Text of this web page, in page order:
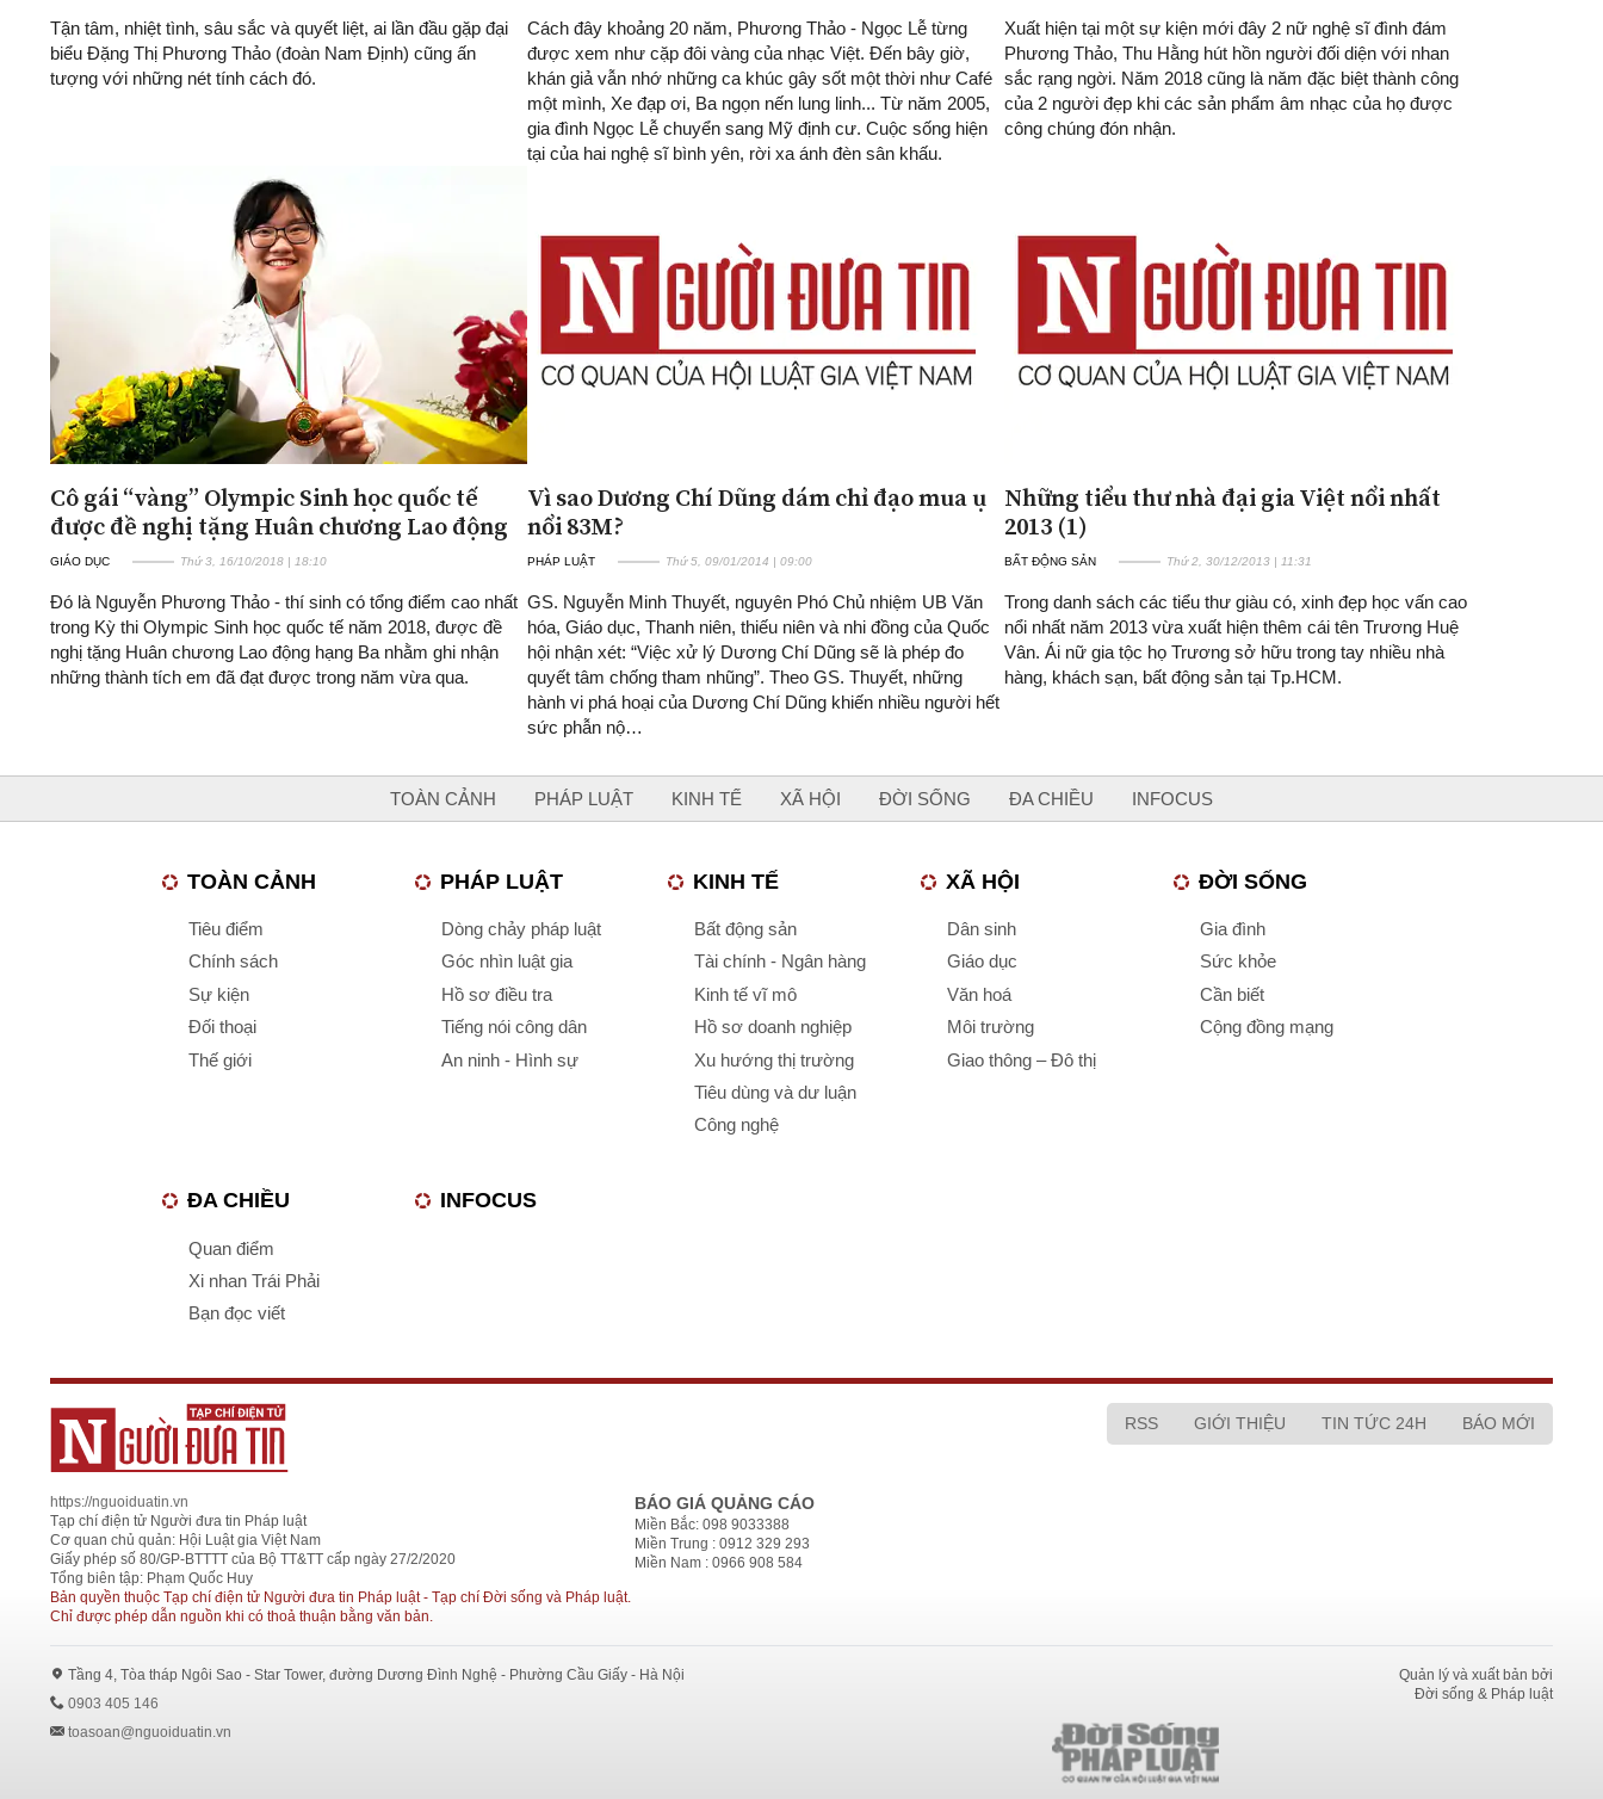
Tận tâm, nhiệt tình, sâu sắc và quyết liệt, ai lần đầu gặp đại
biểu Đặng Thị Phương Thảo (đoàn Nam Định) cũng ấn
tượng với những nét tính cách đó.
Cách đây khoảng 20 năm, Phương Thảo - Ngọc Lễ từng
được xem như cặp đôi vàng của nhạc Việt. Đến bây giờ,
khán giả vẫn nhớ những ca khúc gây sốt một thời như Café
một mình, Xe đạp ơi, Ba ngọn nến lung linh... Từ năm 2005,
gia đình Ngọc Lễ chuyển sang Mỹ định cư. Cuộc sống hiện
tại của hai nghệ sĩ bình yên, rời xa ánh đèn sân khấu.
Xuất hiện tại một sự kiện mới đây 2 nữ nghệ sĩ đình đám
Phương Thảo, Thu Hằng hút hồn người đối diện với nhan
sắc rạng ngời. Năm 2018 cũng là năm đặc biệt thành công
của 2 người đẹp khi các sản phẩm âm nhạc của họ được
công chúng đón nhận.
Cô gái “vàng” Olympic Sinh học quốc tế
được đề nghị tặng Huân chương Lao động
GIÁO DỤC Thứ 3, 16/10/2018 | 18:10
Đó là Nguyễn Phương Thảo - thí sinh có tổng điểm cao nhất
trong Kỳ thi Olympic Sinh học quốc tế năm 2018, được đề
nghị tặng Huân chương Lao động hạng Ba nhằm ghi nhận
những thành tích em đã đạt được trong năm vừa qua.
Vì sao Dương Chí Dũng dám chỉ đạo mua ụ
nổi 83M?
PHÁP LUẬT Thứ 5, 09/01/2014 | 09:00
GS. Nguyễn Minh Thuyết, nguyên Phó Chủ nhiệm UB Văn
hóa, Giáo dục, Thanh niên, thiếu niên và nhi đồng của Quốc
hội nhận xét: “Việc xử lý Dương Chí Dũng sẽ là phép đo
quyết tâm chống tham nhũng”. Theo GS. Thuyết, những
hành vi phá hoại của Dương Chí Dũng khiến nhiều người hết
sức phẫn nộ…
Những tiểu thư nhà đại gia Việt nổi nhất
2013 (1)
BẤT ĐỘNG SẢN Thứ 2, 30/12/2013 | 11:31
Trong danh sách các tiểu thư giàu có, xinh đẹp học vấn cao
nổi nhất năm 2013 vừa xuất hiện thêm cái tên Trương Huệ
Vân. Ái nữ gia tộc họ Trương sở hữu trong tay nhiều nhà
hàng, khách sạn, bất động sản tại Tp.HCM.
TOÀN CẢNH PHÁP LUẬT KINH TẾ XÃ HỘI ĐỜI SỐNG ĐA CHIỀU INFOCUS
TOÀN CẢNH
Tiêu điểm
Chính sách
Sự kiện
Đối thoại
Thế giới
PHÁP LUẬT
Dòng chảy pháp luật
Góc nhìn luật gia
Hồ sơ điều tra
Tiếng nói công dân
An ninh - Hình sự
KINH TẾ
Bất động sản
Tài chính - Ngân hàng
Kinh tế vĩ mô
Hồ sơ doanh nghiệp
Xu hướng thị trường
Tiêu dùng và dư luận
Công nghệ
XÃ HỘI
Dân sinh
Giáo dục
Văn hoá
Môi trường
Giao thông – Đô thị
ĐỜI SỐNG
Gia đình
Sức khỏe
Cần biết
Cộng đồng mạng
ĐA CHIỀU
Quan điểm
Xi nhan Trái Phải
Bạn đọc viết
INFOCUS
https://nguoiduatin.vn
Tạp chí điện tử Người đưa tin Pháp luật
Cơ quan chủ quản: Hội Luật gia Việt Nam
Giấy phép số 80/GP-BTTTT của Bộ TT&TT cấp ngày 27/2/2020
Tổng biên tập: Phạm Quốc Huy
Bản quyền thuộc Tạp chí điện tử Người đưa tin Pháp luật - Tạp chí Đời sống và Pháp luật.
Chỉ được phép dẫn nguồn khi có thoả thuận bằng văn bản.
BÁO GIÁ QUẢNG CÁO
Miền Bắc: 098 9033388
Miền Trung : 0912 329 293
Miền Nam : 0966 908 584
RSS GIỚI THIỆU TIN TỨC 24H BÁO MỚI
Tầng 4, Tòa tháp Ngôi Sao - Star Tower, đường Dương Đình Nghệ - Phường Cầu Giấy - Hà Nội
0903 405 146
toasoan@nguoiduatin.vn
Quản lý và xuất bản bởi
Đời sống & Pháp luật